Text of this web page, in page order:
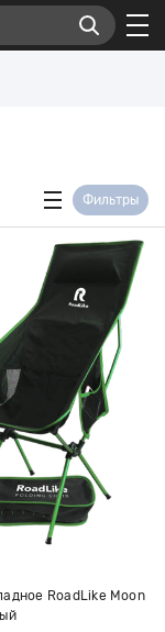
Фильтры
RoadLike Moon